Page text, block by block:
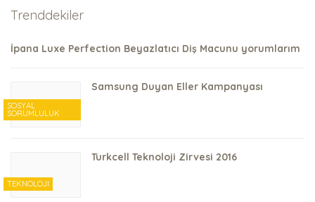
Trenddekiler
İpana Luxe Perfection Beyazlatıcı Diş Macunu yorumlarım
SOSYAL
SORUMLULUK
Samsung Duyan Eller Kampanyası
TEKNOLOJI
Turkcell Teknoloji Zirvesi 2016